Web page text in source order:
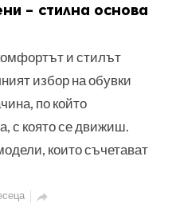
– стилна основа
и стилът
избор на обувки
по който
с която се движиш.
които съчетават
